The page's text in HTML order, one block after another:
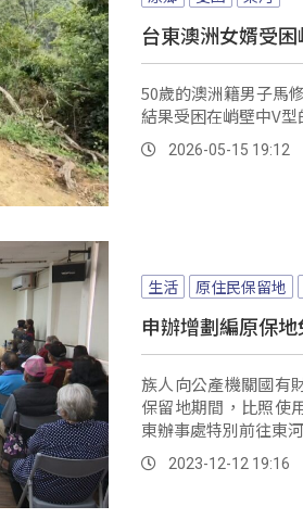
台東澳洲女婿受
50歲的澳洲籍男子馬
結果受困在峭壁中V型
2026-05-15 19:12
生活 原住民保留地
申辦增劃編原保
族人向公產機關國有
保留地期間，比照使
東辦事處特別前往東
2023-12-12 19:16